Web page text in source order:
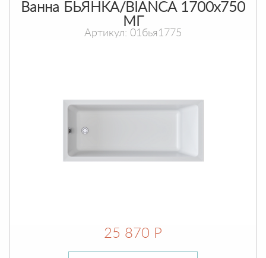
Ванна БЬЯНКА/BIANCA 1700х750
МГ
Артикул: 01бья1775
25 870 Р